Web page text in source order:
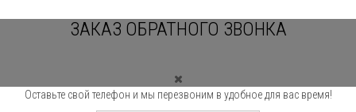
ЗАКАЗ ОБРАТНОГО ЗВОНКА
Оставьте свой телефон и мы перезвоним в удобное для вас время!